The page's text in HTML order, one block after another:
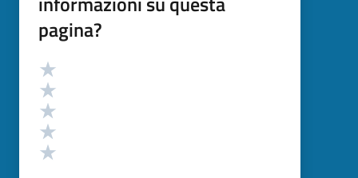
pagina?
Valutazione